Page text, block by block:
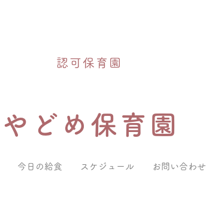
認可保育園
やどめ保育園
今日の給食 スケジュール お問い合わせ